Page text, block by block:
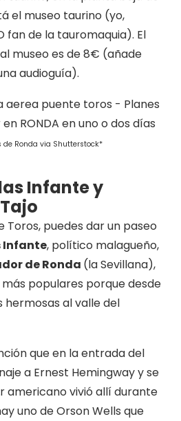
el museo taurino (yo,
fan de la tauromaquia). El
museo es de 8€ (añade
audioguía).
de Ronda via Shutterstock*
Infante y
Toros, puedes dar un paseo
Infante, político malagueño,
de Ronda (la Sevillana),
populares porque desde
hermosas al valle del
que en la entrada del
a Ernest Hemingway y se
americano vivió allí durante
uno de Orson Wells que